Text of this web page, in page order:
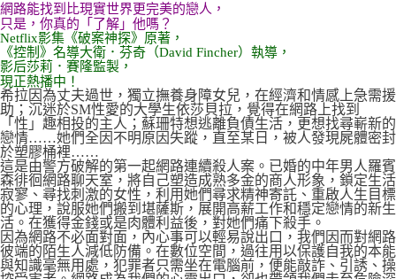
網路能找到比現實世界更完美的戀人，
只是，你真的「了解」他嗎？
Netflix影集《破案神探》原著，
《控制》名導大衛．芬奇（David Fincher）執導，
影后莎莉．賽隆監製，
現正熱播中！
希拉因為丈夫過世，獨立撫養身障女兒，在經濟和情感上急需援
助；沉迷於SM性愛的大學生依莎貝拉，覺得在網路上找到
「性」趣相投的主人；蘇珊特想逃離負債生活，更想找尋嶄新的
戀情……她們全因不明原因失蹤，直至某日，被人發現屍體密封
於塑膠桶裡……
這是由警方破解的第一起網路連續殺人案。已婚的中年男人羅賓
森徘徊網路聊天室，將自己塑造成熟多金的商人形象，鎖定生活
寂寥、尋找刺激的女性，利用她們尋求精神寄託、重啟人生目標
的心理，說服她們搬到堪薩斯，展開高薪工作和穩定戀情的新生
活。在獲得金錢或是肉體利益後，對她們痛下殺手。
因為網路不必面對面，內心事可以輕易說出口，我們因而對網路
彼端的陌生人減低防備。在數位空間，過往用以保護自我的本能
與知識毫無用處，犯罪者只需坐在電腦前，便能敲詐、引誘、操